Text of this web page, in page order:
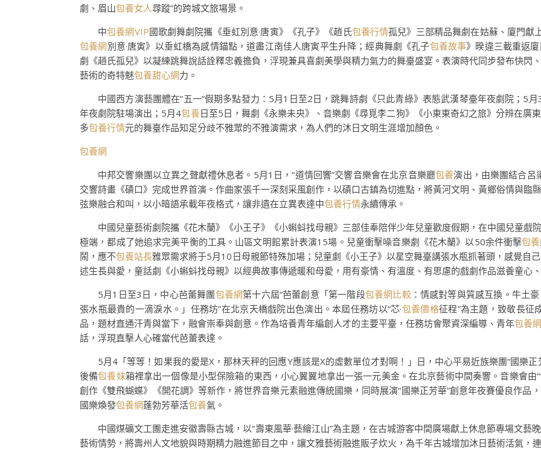
劇、眉山包養女人尋蹤”的跨城文旅場景。
中包養網VIP國歌劇舞劇院攜《垂虹別意·唐寅》《孔子》《趙氏包養行情孤兒》三部精品舞劇在姑蘇、廈門獻
包養網別意·唐寅》以垂虹橋為感情錨點，道盡江南佳人唐寅平生升降；經典舞劇《孔子包養故事》暌違三載重返
劇《趙氏孤兒》以凝練跳舞說話詮釋忠義擔負，浮現兼具喜劇美學與精力氣力的舞臺盛宴。表演時代同步發布快閃
藝術的奇特魅包養甜心網力。
中國西方演藝團體在“五一”假期多點發力：5月1日至2日，跳舞詩劇《只此青綠》表態武漢琴臺年夜劇院；5
年夜劇院駐場演出；5月4包養日至5日，舞劇《永樂未央》、音樂劇《尋覓李二狗》《小東東奇幻之旅》分辨在廣
多包養行情元的舞臺作品知足分歧不雅眾的不雅演需求，為人們的沐日文明生涯增加顏色。
包養網
中邦交響樂團以立異之聲獻禮休息者。5月1日，“道情回響”交響音樂會在北京音樂廳包養演出，由樂團結合呂
交響詩畫《磧口》完成世界首演。作曲家張千一深刻采風創作，以磧口古鎮為切進點，將黃河文明、黃鄉俗情與臨
弦樂融合和叫，以小暗語承載年夜格式，讓非遺在立異表達中包養行情永續傳承。
中國兒童藝術劇院攜《花木蘭》《小王子》《小蝌蚪找母親》三部佳奉陪伴少年兒童歡度假期，在中國兒童戲
極端，都成了她追求完美平衡的工具。山區文明館累計表演15場。兒童衝擊噪音樂劇《花木蘭》以50余件衝擊包養
鬧，應不包養站長雅眾需求將于5月10日母親節特殊加場；兒童劇《小王子》以星空舞臺講張水瓶抓著頭，感覺自
述生長與愛，童話劇《小蝌蚪找母親》以經典故事傳遞暖和母愛，用有豪情、有溫度、有思慮的戲劇作品滋養童心
5月1日至3日，中心芭蕾舞團包養網第十六屆“芭蕾創意「第一階段包養網比較：情感對等與質感互換。牛土
張水瓶最貴的一滴淚水。」任務坊”在北京天橋戲院出色演出。本屆任務坊以“芯·包養價格征程”為主題，致敬長征
品，題材直通汗青與當下，融會崇奉與創意。作為培養青年編創人才的主要平臺，任務坊會聚資深編導、青年包養
話，浮現直擊人心確當代芭蕾表達。
5月4「等等！如果我的愛是X，那林天秤的回應Y應該是X的虛數單位才對啊！」日，中心平易近族樂團“國樂
後備包養妹箱裡拿出一個像是小型保險箱的東西，小心翼翼地拿出一張一元美金。在北京藝術中間奏響。音樂會由
創作《雙飛蝴蝶》《開花調》等新作，將世界音樂元素融進傳統國樂，同時展演“國樂正芳華”創意年夜賽優良作品
國樂煥發包養網蓬勃芳華活包養氣。
中國煤礦文工團走進安徽壽縣古城，以“壽東風華·藝繪江山”為主題，在古城游客中間廣場獻上休息節專場文
藝術情勢，將壽州人文地貌與時期精力融進節目之中，讓文雅藝術融進販子炊火，為千年古城增加沐日藝術活氣，